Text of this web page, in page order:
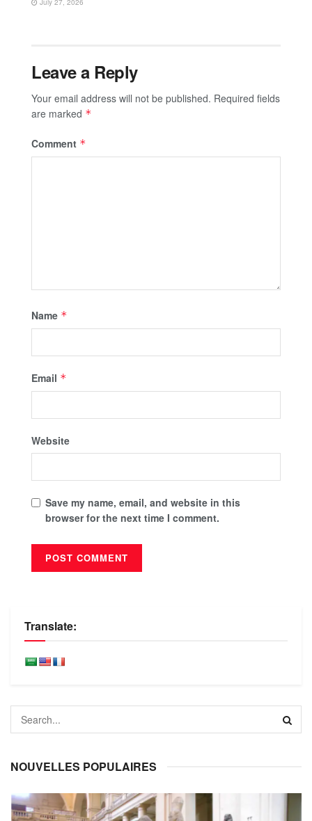
July 27, 2026
Leave a Reply
Your email address will not be published. Required fields
are marked *
Comment *
Name *
Email *
Website
Save my name, email, and website in this
browser for the next time I comment.
Translate:
NOUVELLES POPULAIRES